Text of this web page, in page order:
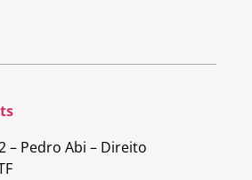
– Pedro Abi – Direito